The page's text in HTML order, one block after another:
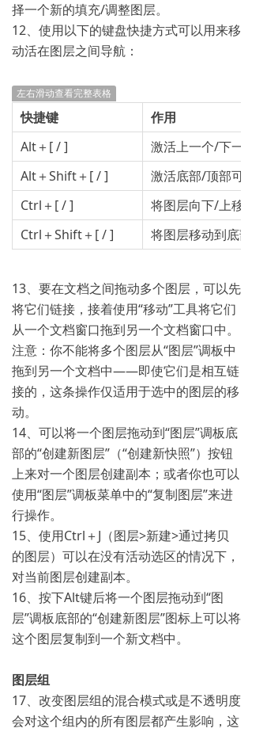
择一个新的填充/调整图层。
12、使用以下的键盘快捷方式可以用来移
动活在图层之间导航：
左右滑动查看完整表格
快捷键
作用
Alt＋[ / ]
激活上一个/下一个可
Alt＋Shift＋[ / ]
激活底部/顶部可见图
Ctrl＋[ / ]
将图层向下/上移动
Ctrl＋Shift＋[ / ]
将图层移动到底部/顶
13、要在文档之间拖动多个图层，可以先
将它们链接，接着使用“移动”工具将它们
从一个文档窗口拖到另一个文档窗口中。
注意：你不能将多个图层从“图层”调板中
拖到另一个文档中——即使它们是相互链
接的，这条操作仅适用于选中的图层的移
动。
14、可以将一个图层拖动到“图层”调板底
部的“创建新图层”（“创建新快照”）按钮
上来对一个图层创建副本；或者你也可以
使用“图层”调板菜单中的“复制图层”来进
行操作。
15、使用Ctrl＋J（图层>新建>通过拷贝
的图层）可以在没有活动选区的情况下，
对当前图层创建副本。
16、按下Alt键后将一个图层拖动到“图
层”调板底部的“创建新图层”图标上可以将
这个图层复制到一个新文档中。
图层组
17、改变图层组的混合模式或是不透明度
会对这个组内的所有图层都产生影响，这